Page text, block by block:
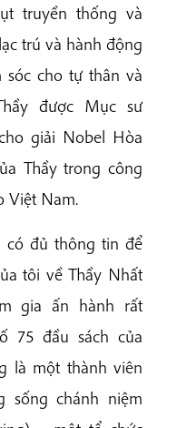
truyền thống và
trú và hành động
cho tự thân và
được Mục sư
giải Nobel Hòa
Thầy trong công
Việt Nam.
có đủ thông tin để
tôi về Thầy Nhất
gia ấn hành rất
75 đầu sách của
là một thành viên
sống chánh niệm